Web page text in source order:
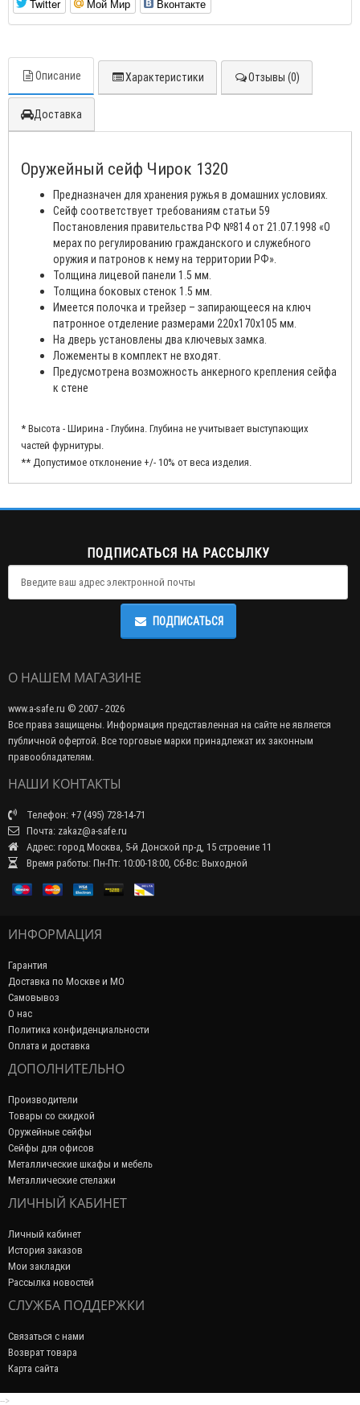
Twitter Мой Мир Вконтакте
Описание Характеристики Отзывы (0)
Доставка
Оружейный сейф Чирок 1320
Предназначен для хранения ружья в домашних условиях.
Сейф соответствует требованиям статьи 59
Постановления правительства РФ №814 от 21.07.1998 «О
мерах по регулированию гражданского и служебного
оружия и патронов к нему на территории РФ».
Толщина лицевой панели 1.5 мм.
Толщина боковых стенок 1.5 мм.
Имеется полочка и трейзер – запирающееся на ключ
патронное отделение размерами 220х170х105 мм.
На дверь установлены два ключевых замка.
Ложементы в комплект не входят.
Предусмотрена возможность анкерного крепления сейфа
к стене
* Высота - Ширина - Глубина. Глубина не учитывает выступающих
частей фурнитуры.
** Допустимое отклонение +/- 10% от веса изделия.
ПОДПИСАТЬСЯ НА РАССЫЛКУ
ПОДПИСАТЬСЯ
О НАШЕМ МАГАЗИНЕ
www.a-safe.ru © 2007 - 2026
Все права защищены. Информация представленная на сайте не является
публичной офертой. Все торговые марки принадлежат их законным
правообладателям.
НАШИ КОНТАКТЫ
Телефон: +7 (495) 728-14-71
Почта: zakaz@a-safe.ru
Адрес: город Москва, 5-й Донской пр-д, 15 строение 11
Время работы: Пн-Пт: 10:00-18:00, Сб-Вс: Выходной
ИНФОРМАЦИЯ
Гарантия
Доставка по Москве и МО
Самовывоз
О нас
Политика конфиденциальности
Оплата и доставка
ДОПОЛНИТЕЛЬНО
Производители
Товары со скидкой
Оружейные сейфы
Сейфы для офисов
Металлические шкафы и мебель
Металлические стелажи
ЛИЧНЫЙ КАБИНЕТ
Личный кабинет
История заказов
Мои закладки
Рассылка новостей
СЛУЖБА ПОДДЕРЖКИ
Связаться с нами
Возврат товара
Карта сайта
-->